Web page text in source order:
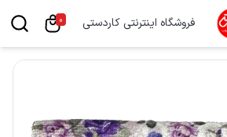
فروشگاه اینترنتی کاردستی 0